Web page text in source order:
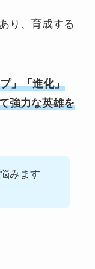
り、育成する
」「進化」
強力な英雄を
みます